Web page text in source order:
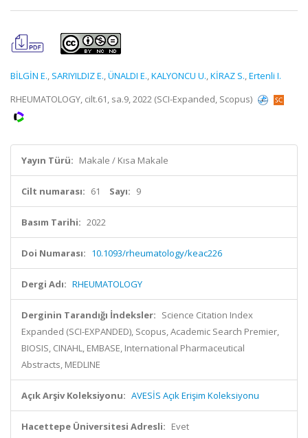
BİLGİN E., SARIYILDIZ E.,ÜNALDI E.,KALYONCU U.,KİRAZ S.,Ertenli I.
RHEUMATOLOGY, cilt.61, sa.9, 2022 (SCI-Expanded, Scopus)
Yayın Türü: Makale / Kısa Makale
Cilt numarası: 61 Sayı: 9
Basım Tarihi: 2022
Doi Numarası: 10.1093/rheumatology/keac226
Dergi Adı: RHEUMATOLOGY
Derginin Tarandığı İndeksler: Science Citation Index
Expanded (SCI-EXPANDED), Scopus, Academic Search Premier,
BIOSIS, CINAHL, EMBASE, International Pharmaceutical
Abstracts, MEDLINE
Açık Arşiv Koleksiyonu: AVESİS Açık Erişim Koleksiyonu
Hacettepe Üniversitesi Adresli: Evet